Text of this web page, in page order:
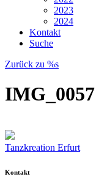
2023
2024
Kontakt
Suche
Zurück zu %s
IMG_0057
Tanzkreation Erfurt
Kontakt